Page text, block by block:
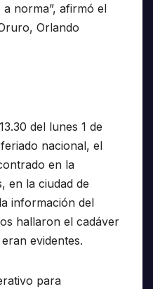
norma”, afirmó el
Orlando
del lunes 1 de
nacional, el
en la
en la ciudad de
información del
hallaron el cadáver
evidentes.
para